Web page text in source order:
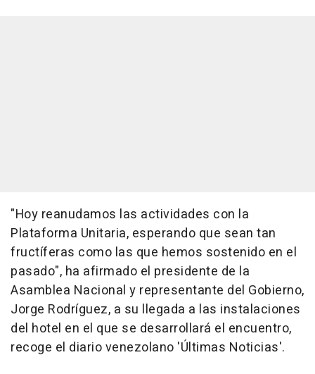
"Hoy reanudamos las actividades con la
Plataforma Unitaria, esperando que sean tan
fructíferas como las que hemos sostenido en el
pasado", ha afirmado el presidente de la
Asamblea Nacional y representante del Gobierno,
Jorge Rodríguez, a su llegada a las instalaciones
del hotel en el que se desarrollará el encuentro,
recoge el diario venezolano 'Últimas Noticias'.